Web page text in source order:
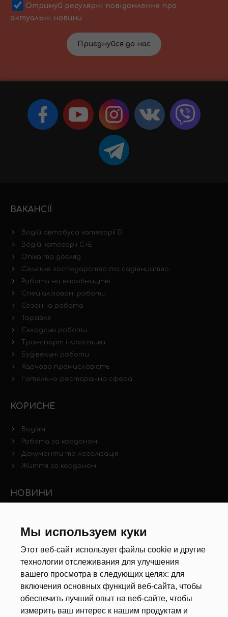
Мы используем куки
Этот веб-сайт использует файлы cookie и другие
технологии отслеживания для улучшения
вашего просмотра в следующих целях: для
включения основных функций веб-сайта, чтобы
обеспечить лучший опыт на веб-сайте, чтобы
измерить ваш интерес к нашим продуктам и
Отримуй регулярні повідомлення про
актуальні новини
Приєднуйся до нас
ВАКАНСІЇ
Водій автобуса категорії D
Водій категорії C+E
Опіка та догляд
Сільське господарство та садівництво
Робота на виробництві
Спеціалізовані роботи
Сезонна робота
Торгівля
Складські роботи
Транспорт і логістика
Будівельні роботи
Харчова промисловість
Готельно-ресторанна сфера
КОРИСНЕ
Водіям
Робота за кордоном
Документи та легалізація
Життя за кордоном
НОВИНИ
Інші новини
Анкета
Калькулятор дат
Документи